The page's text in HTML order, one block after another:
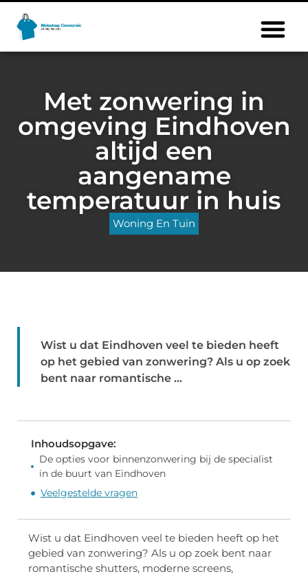
Met zonwering in
omgeving Eindhoven
altijd een
aangename
temperatuur in huis
Woning En Tuin
Wist u dat Eindhoven veel te bieden heeft
op het gebied van zonwering? Als u op zoek
bent naar romantische ...
Inhoudsopgave:
De opties voor binnenzonwering bij de specialist
in de buurt van Eindhoven
Veelgestelde vragen
Wist u dat Eindhoven veel te bieden heeft op het
gebied van zonwering? Als u op zoek bent naar
romantische shutters, moderne screens,